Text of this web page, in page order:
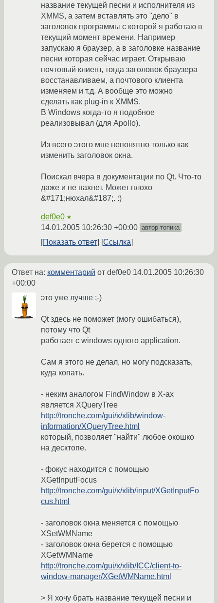
название текущей песни и исполнителя из
XMMS, а затем вставлять это "дело" в
заголовок программы с которой я работаю в
текущий момент времени. Например
запускаю я браузер, а в заголовке название
песни которая сейчас играет. Открываю
почтовый клиент, тогда заголовок браузера
восстанавливаем, а почтового клиента
изменяем и т.д. А вообще это можно
сделать как plug-in к XMMS.
В Windows когда-то я подобное
реализовывал (для Apollo).
Из всего этого мне непонятно только как
изменить заголовок окна.
Поискал вчера в документации по Qt. Что-то
даже и не пахнет. Может плохо
&#171;нюхал&#187;. :)
def0e0 ★
14.01.2005 10:26:30 +00:00 автор топика
Показать ответ Ссылка
Ответ на: комментарий от def0e0 14.01.2005 10:26:30
+00:00
это уже лучше ;-)
Qt здесь не поможет (могу ошибаться),
потому что Qt
работает с windows одного application.
Сам я этого не делал, но могу подсказать,
куда копать.
- неким аналогом FindWindow в Х-ах
является XQueryTree
http://tronche.com/gui/x/xlib/window-
information/XQueryTree.html
который, позволяет "найти" любое окошко
на десктопе.
- фокус находится с помощью
XGetInputFocus
http://tronche.com/gui/x/xlib/input/XGetInputFo
cus.html
- заголовок окна меняется с помощью
XSetWMName
- заголовок окна берется с помощью
XGetWMName
http://tronche.com/gui/x/xlib/ICC/client-to-
window-manager/XGetWMName.html
> Я хочу брать название текущей песни и